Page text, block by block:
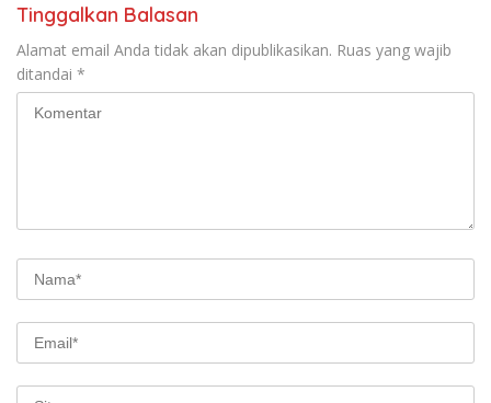
Tinggalkan Balasan
Alamat email Anda tidak akan dipublikasikan. Ruas yang wajib
ditandai *